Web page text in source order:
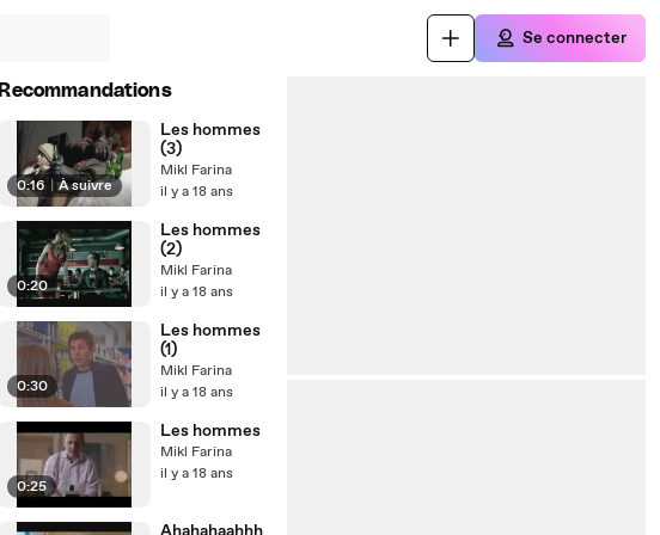
Se connecter
Recommandations
0:16 À suivre
Les hommes
(3)
Mikl Farina
il y a 18 ans
0:20
Les hommes
(2)
Mikl Farina
il y a 18 ans
0:30
Les hommes
(1)
Mikl Farina
il y a 18 ans
0:25
Les hommes
Mikl Farina
il y a 18 ans